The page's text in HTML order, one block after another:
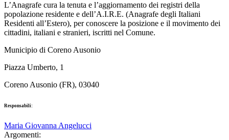
L’Anagrafe cura la tenuta e l’aggiornamento dei registri della
popolazione residente e dell’A.I.R.E. (Anagrafe degli Italiani
Residenti all’Estero), per conoscere la posizione e il movimento dei
cittadini, italiani e stranieri, iscritti nel Comune.
Municipio di Coreno Ausonio
Piazza Umberto, 1
Coreno Ausonio (FR), 03040
Responsabili:
Maria Giovanna Angelucci
Argomenti: